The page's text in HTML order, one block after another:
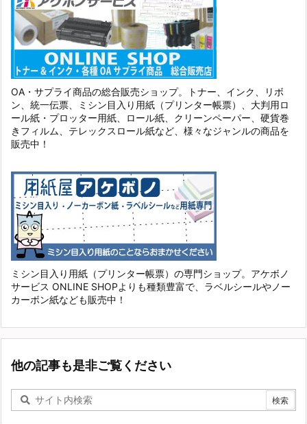
OA・サプライ商品の総合販売ショップ。トナー、インク、リボ
ン、統一伝票、ミシン目入り用紙（プリンター帳票）、大判用ロ
ール紙・プロッター用紙、ロール紙、クリーンペーパー、硬貨巻
きフィルム、テレックスロール紙など、様々なジャンルの商品を
販売中！
ミシン目入り用紙（プリンター帳票）の専門ショップ。アケボノ
サービス ONLINE SHOPよりも種類豊富で、ラベルシールやノー
カーボン紙なども販売中！
他の記事も是非ご覧ください